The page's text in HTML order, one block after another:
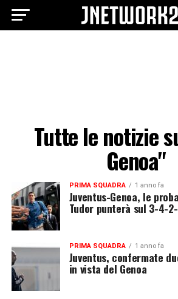
Tutte le notizie
Genoa"
PRIMA SQUADRA 1 anno fa
Juventus-Genoa, le
Tudor punterà sul 3-4-
PRIMA SQUADRA 1 anno fa
Juventus, confermate
in vista del Genoa